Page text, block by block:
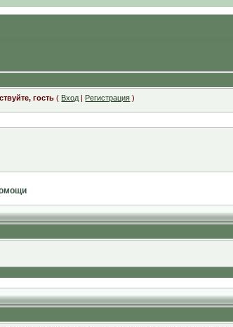
гость ( Вход | Регистрация )